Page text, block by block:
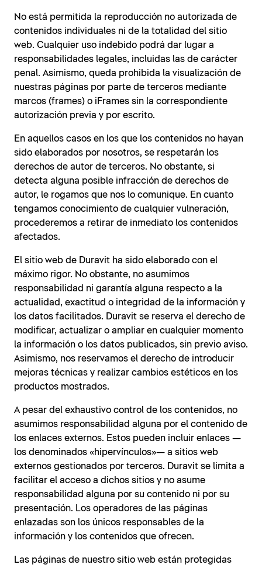
No está permitida la reproducción no autorizada de
contenidos individuales ni de la totalidad del sitio
web. Cualquier uso indebido podrá dar lugar a
responsabilidades legales, incluidas las de carácter
penal. Asimismo, queda prohibida la visualización de
nuestras páginas por parte de terceros mediante
marcos (frames) o iFrames sin la correspondiente
autorización previa y por escrito.
En aquellos casos en los que los contenidos no hayan
sido elaborados por nosotros, se respetarán los
derechos de autor de terceros. No obstante, si
detecta alguna posible infracción de derechos de
autor, le rogamos que nos lo comunique. En cuanto
tengamos conocimiento de cualquier vulneración,
procederemos a retirar de inmediato los contenidos
afectados.
El sitio web de Duravit ha sido elaborado con el
máximo rigor. No obstante, no asumimos
responsabilidad ni garantía alguna respecto a la
actualidad, exactitud o integridad de la información y
los datos facilitados. Duravit se reserva el derecho de
modificar, actualizar o ampliar en cualquier momento
la información o los datos publicados, sin previo aviso.
Asimismo, nos reservamos el derecho de introducir
mejoras técnicas y realizar cambios estéticos en los
productos mostrados.
A pesar del exhaustivo control de los contenidos, no
asumimos responsabilidad alguna por el contenido de
los enlaces externos. Estos pueden incluir enlaces —
los denominados «hipervínculos»— a sitios web
externos gestionados por terceros. Duravit se limita a
facilitar el acceso a dichos sitios y no asume
responsabilidad alguna por su contenido ni por su
presentación. Los operadores de las páginas
enlazadas son los únicos responsables de la
información y los contenidos que ofrecen.
Las páginas de nuestro sitio web están protegidas